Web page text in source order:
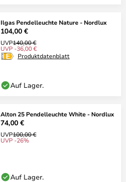
Ilgas Pendelleuchte Nature - Nordlux
104,00 €
UVP140,00 €
UVP -36,00 €
Produktdatenblatt
Auf Lager.
Alton 25 Pendelleuchte White - Nordlux
74,00 €
UVP100,00 €
UVP -26%
Auf Lager.